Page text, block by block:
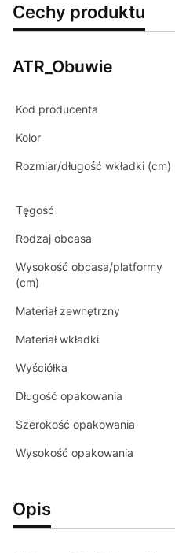
Cechy produktu
ATR_Obuwie
Kod producenta
Kolor
Rozmiar/długość wkładki (cm)
Tęgość
Rodzaj obcasa
Wysokość obcasa/platformy
(cm)
Materiał zewnętrzny
Materiał wkładki
Wyściółka
Długość opakowania
Szerokość opakowania
Wysokość opakowania
Opis